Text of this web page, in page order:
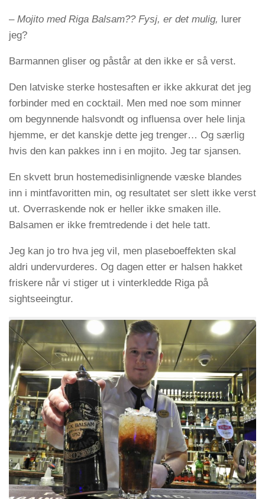
– Mojito med Riga Balsam?? Fysj, er det mulig, lurer
jeg?
Barmannen gliser og påstår at den ikke er så verst.
Den latviske sterke hostesaften er ikke akkurat det jeg
forbinder med en cocktail. Men med noe som minner
om begynnende halsvondt og influensa over hele linja
hjemme, er det kanskje dette jeg trenger… Og særlig
hvis den kan pakkes inn i en mojito. Jeg tar sjansen.
En skvett brun hostemedisinlignende væske blandes
inn i mintfavoritten min, og resultatet ser slett ikke verst
ut. Overraskende nok er heller ikke smaken ille.
Balsamen er ikke fremtredende i det hele tatt.
Jeg kan jo tro hva jeg vil, men plaseboeffekten skal
aldri undervurderes. Og dagen etter er halsen hakket
friskere når vi stiger ut i vinterkledde Riga på
sightseeingtur.